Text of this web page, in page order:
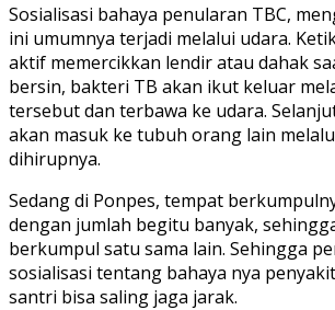
Sosialisasi bahaya penularan TBC,
ini umumnya terjadi melalui udara.
aktif memercikkan lendir atau dahak
bersin, bakteri TB akan ikut keluar
tersebut dan terbawa ke udara.
akan masuk ke tubuh orang lain
dihirupnya.
Sedang di Ponpes, tempat
dengan jumlah begitu banyak,
berkumpul satu sama lain. Sehingga
sosialisasi tentang bahaya nya
santri bisa saling jaga jarak.